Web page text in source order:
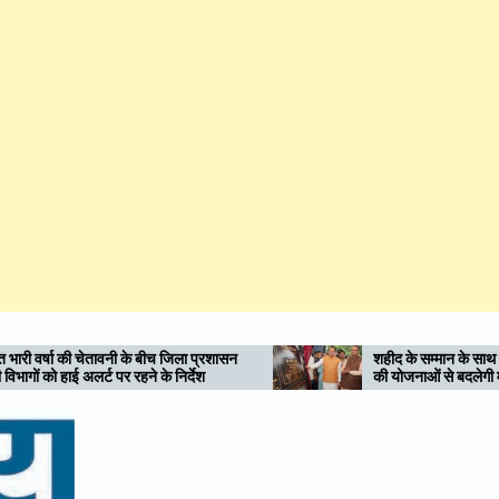
शहीद के सम्मान के साथ विकास की नई इबारत : एमडीडीए
की योजनाओं से बदलेगी मसूरी विधानसभा की तस्वीर